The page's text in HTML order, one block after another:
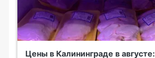
Цены в Калининграде в августе: